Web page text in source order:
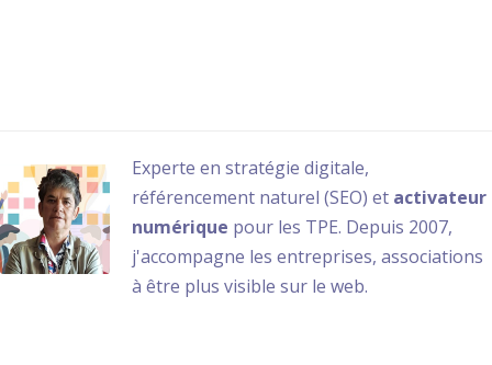
Experte en stratégie digitale,
référencement naturel (SEO) et activateur
numérique pour les TPE. Depuis 2007,
j'accompagne les entreprises, associations
à être plus visible sur le web.